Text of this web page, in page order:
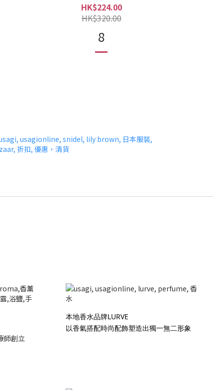
HK$224.00
HK$320.00
8
師創立
本地香水品牌LURVE
以香氣搭配時尚配飾塑造出獨一無二形象